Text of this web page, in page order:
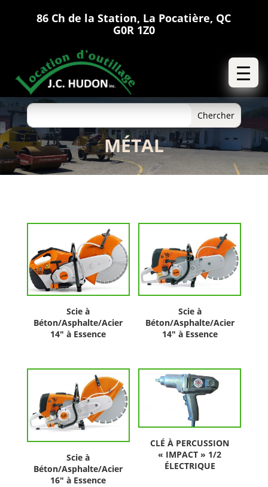
86 Ch de la Station, La Pocatière, QC
G0R 1Z0
MÉTAL
Scie à
Béton/Asphalte/Acier
14″ à Essence
Scie à
Béton/Asphalte/Acier
14″ à Essence
Scie à
Béton/Asphalte/Acier
16″ à Essence
CLÉ À PERCUSSION
« IMPACT » 1/2
ÉLECTRIQUE